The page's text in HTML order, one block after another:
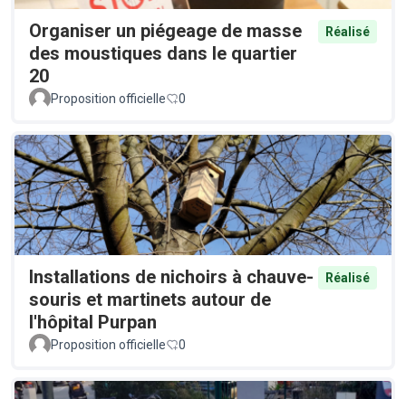
Organiser un piégeage de masse
des moustiques dans le quartier
20
Réalisé
Proposition officielle 0
Installations de nichoirs à chauve-
souris et martinets autour de
l'hôpital Purpan
Réalisé
Proposition officielle 0